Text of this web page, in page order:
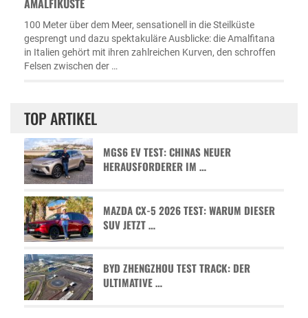
MALFIKÜSTE
100 Meter über dem Meer, sensationell in die Steilküste
gesprengt und dazu spektakuläre Ausblicke: die Amalfitana
in Italien gehört mit ihren zahlreichen Kurven, den schroffen
Felsen zwischen der …
TOP ARTIKEL
MGS6 EV TEST: CHINAS NEUER
HERAUSFORDERER IM …
MAZDA CX-5 2026 TEST: WARUM DIESER
SUV JETZT …
BYD ZHENGZHOU TEST TRACK: DER
ULTIMATIVE …